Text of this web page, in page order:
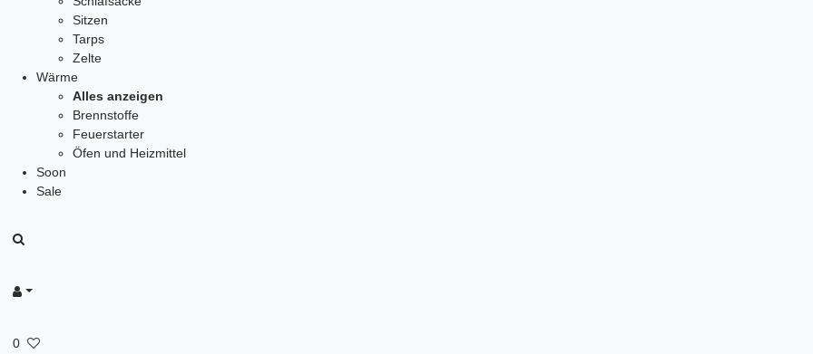
Sitzen
Tarps
Zelte
Wärme
Alles anzeigen
Brennstoffe
Feuerstarter
Öfen und Heizmittel
Soon
Sale
0